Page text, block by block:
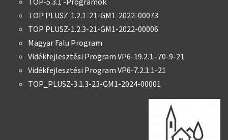
TOP PLUSZ-1.2.1-21-GM1-2022-00073
TOP PLUSZ-1.2.3-21-GM1-2022-00006
Magyar Falu Program
Vidékfejlesztési Program VP6-19.2.1.-70-9-21
Vidékfejlesztési Program VP6-7.2.1.1-21
TOP_PLUSZ-3.1.3-23-GM1-2024-00001